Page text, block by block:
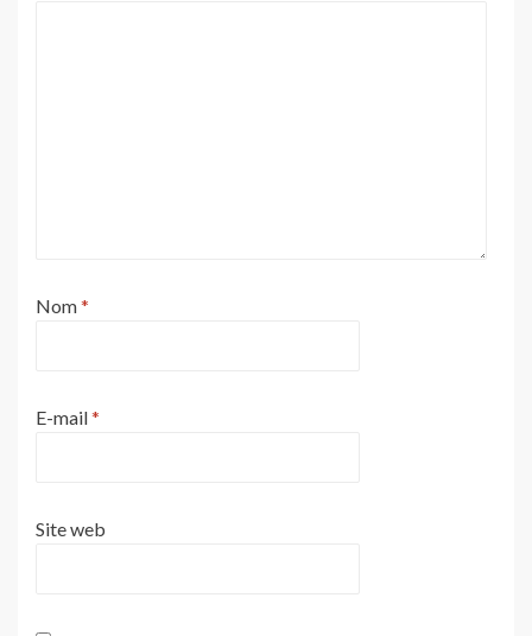
Nom*
E-mail*
Site web